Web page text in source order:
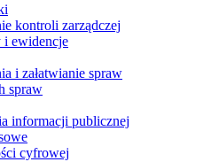
kontroli zarządczej
i ewidencje
i załatwianie spraw
spraw
informacji publicznej
cyfrowej